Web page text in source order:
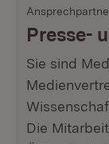
Presse-
Sie sind
Die